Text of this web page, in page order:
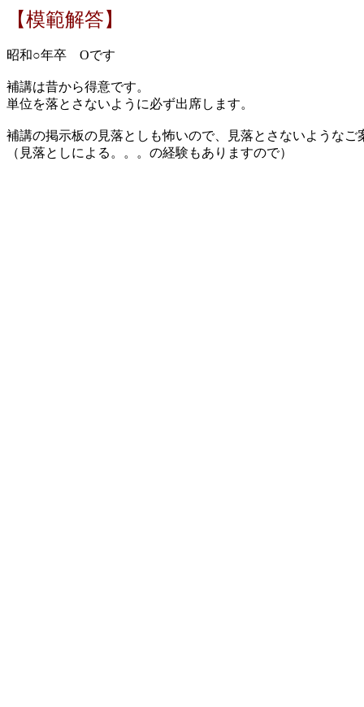
【模範解答】
昭和○年卒 Oです
補講は昔から得意です。
単位を落とさないように必ず出席します。
補講の掲示板の見落としも怖いので、見落とさないようなご
（見落としによる。。。の経験もありますので）